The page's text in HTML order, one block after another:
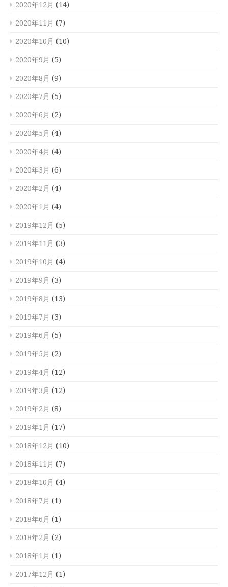
2020年12月 (14)
2020年11月 (7)
2020年10月 (10)
2020年9月 (5)
2020年8月 (9)
2020年7月 (5)
2020年6月 (2)
2020年5月 (4)
2020年4月 (4)
2020年3月 (6)
2020年2月 (4)
2020年1月 (4)
2019年12月 (5)
2019年11月 (3)
2019年10月 (4)
2019年9月 (3)
2019年8月 (13)
2019年7月 (3)
2019年6月 (5)
2019年5月 (2)
2019年4月 (12)
2019年3月 (12)
2019年2月 (8)
2019年1月 (17)
2018年12月 (10)
2018年11月 (7)
2018年10月 (4)
2018年7月 (1)
2018年6月 (1)
2018年2月 (2)
2018年1月 (1)
2017年12月 (1)